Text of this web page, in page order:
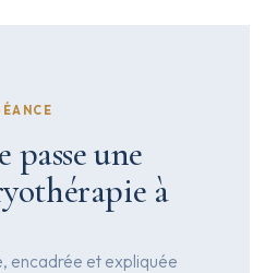
passe une
à
encadrée et expliquée